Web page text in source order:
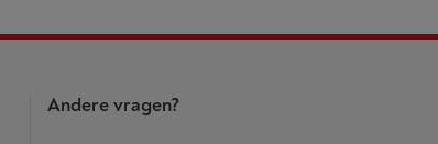
Andere vragen?